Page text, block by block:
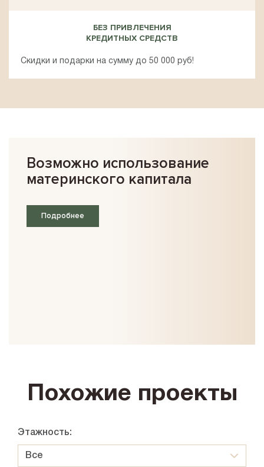
БЕЗ ПРИВЛЕЧЕНИЯ
КРЕДИТНЫХ СРЕДСТВ
Скидки и подарки на сумму до 50 000 руб!
Возможно использование
материнского капитала
Подробнее
Похожие проекты
Этажность:
Все